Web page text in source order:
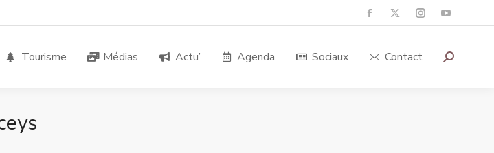
Tourisme Médias Actu’ Agenda Sociaux Contact